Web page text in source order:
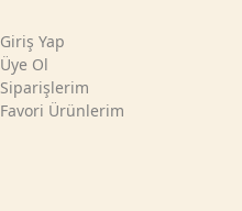
Giriş Yap
Üye Ol
Siparişlerim
Favori Ürünlerim